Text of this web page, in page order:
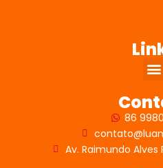
86
Av. Raimundo Alves